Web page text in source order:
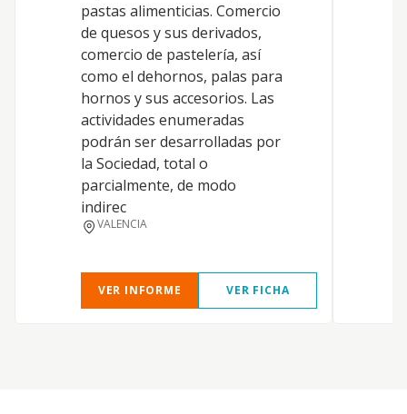
pastas alimenticias. Comercio
de quesos y sus derivados,
comercio de pastelería, así
como el dehornos, palas para
hornos y sus accesorios. Las
actividades enumeradas
podrán ser desarrolladas por
la Sociedad, total o
parcialmente, de modo
indirec
VALENCIA
VER INFORME VER FICHA